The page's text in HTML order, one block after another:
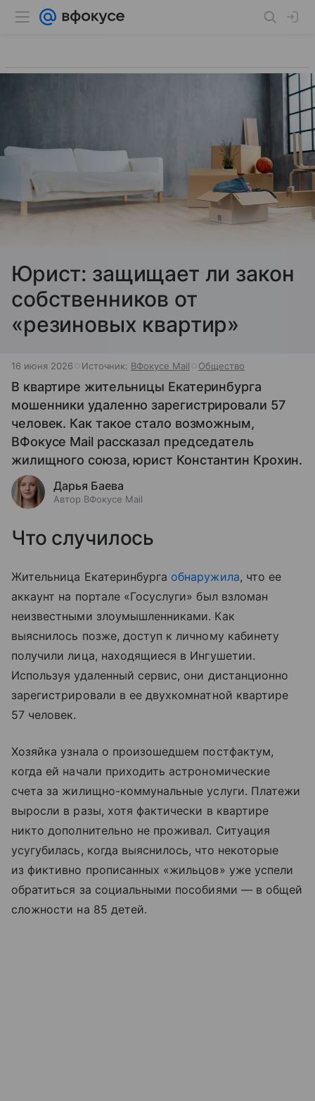
Юрист: защищает ли закон
собственников от
«резиновых квартир»
16 июня 2026 Источник: ВФокусе Mail Общество
В квартире жительницы Екатеринбурга
мошенники удаленно зарегистрировали 57
человек. Как такое стало возможным,
ВФокусе Mail рассказал председатель
жилищного союза, юрист Константин Крохин.
Дарья Баева
Автор ВФокусе Mail
Что случилось
Жительница Екатеринбурга обнаружила, что ее
аккаунт на портале «Госуслуги» был взломан
неизвестными злоумышленниками. Как
выяснилось позже, доступ к личному кабинету
получили лица, находящиеся в Ингушетии.
Используя удаленный сервис, они дистанционно
зарегистрировали в ее двухкомнатной квартире
57 человек.
Хозяйка узнала о произошедшем постфактум,
когда ей начали приходить астрономические
счета за жилищно-коммунальные услуги. Платежи
выросли в разы, хотя фактически в квартире
никто дополнительно не проживал. Ситуация
усугубилась, когда выяснилось, что некоторые
из фиктивно прописанных «жильцов» уже успели
обратиться за социальными пособиями — в общей
сложности на 85 детей.